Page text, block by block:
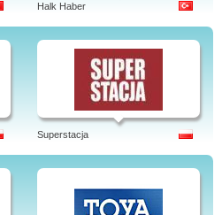
Halk Haber
Superstacja